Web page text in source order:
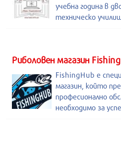
учебна година в
техническо
Риболовен магазин
FishingHub е
магазин, който
професионално
необходимо за